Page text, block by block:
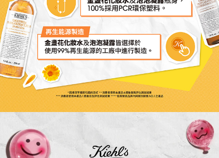
100%採用PCR環保塑料。
再生能源製造
金盞花化妝水及泡泡凝露皆選擇於
使用99%再生能源的工廠中進行製造。
*因膚況不穩而引起的泛紅 **消費者使用本產品4週後自我評估測試結果
***消費者使用本產品1週後自我評估測試結果 ****指契爾氏品牌內同類別銷售NO.1之產品
活動Catch